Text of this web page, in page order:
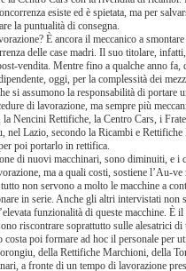
esiste ed è spietata, ma per
la puntualità di consegna.
È ancora il meccanico a
delle case madri. Il suo titolare,
vendita. Mentre fino a qualche anno
oggi, per la complessità dei
si assumono la responsabilità di portare
di lavorazione, ma sempre più
Nencini Rettifiche, la Centro Cars, i
nel Lazio, secondo la Ricambi e
poi portarlo in rettifica.
di nuovi macchinari, sono diminuiti, e i
ma a quali costi, sostiene l’Au-
non servono a molto le macchine a
in serie. Anche gli altri intervistati non
funzionalità di queste macchine. È
riscontrare soprattutto sulle alesatrici
poi formare ad hoc il personale per
della Rettifiche Marchioni, della
a fronte di un tempo di lavorazione